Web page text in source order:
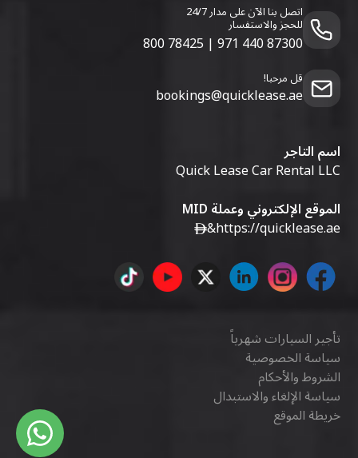
اتصل بنا الآن على مدار 24/7
للحجز والاستفسار
800 78425 | 971 440 87300
قل مرحبا!
bookings@quicklease.ae
اسم التاجر
Quick Lease Car Rental LLC
الموقع الإلكتروني وعملة MID
https://quicklease.ae
&
تأجير السيارات شهرياً
سياسة الخصوصية
الشروط والأحكام
سياسة الإلغاء والاستبدال
خريطة الموقع